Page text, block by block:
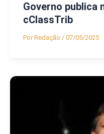
Governo publica
cClassTrib
PorRedação / 07/05/2025